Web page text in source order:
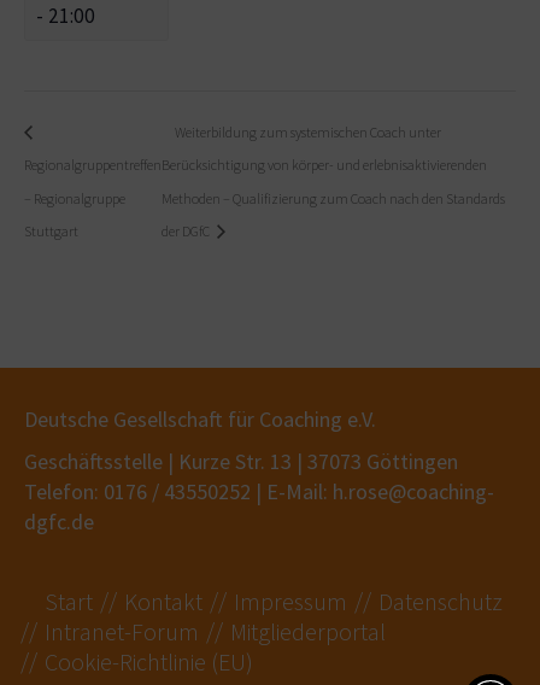
- 21:00
Regionalgruppentreffen
– Regionalgruppe
Stuttgart
Weiterbildung zum systemischen Coach unter
Berücksichtigung von körper- und erlebnisaktivierenden
Methoden – Qualifizierung zum Coach nach den Standards
der DGfC
Deutsche Gesellschaft für Coaching e.V.
Geschäftsstelle | Kurze Str. 13 | 37073 Göttingen
Telefon: 0176 / 43550252 | E-Mail: h.rose@coaching-
dgfc.de
Start Kontakt Impressum
Datenschutz
Intranet-Forum
Mitgliederportal
Cookie-Richtlinie (EU)